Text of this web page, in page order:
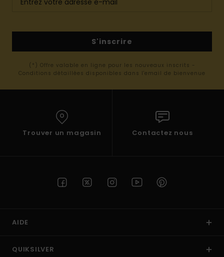
S'inscrire
(*) Offre valable en ligne pour les nouveaux inscrits -
Conditions détaillées disponibles dans l'email de bienvenue
Trouver un magasin Contactez nous
AIDE
QUIKSILVER